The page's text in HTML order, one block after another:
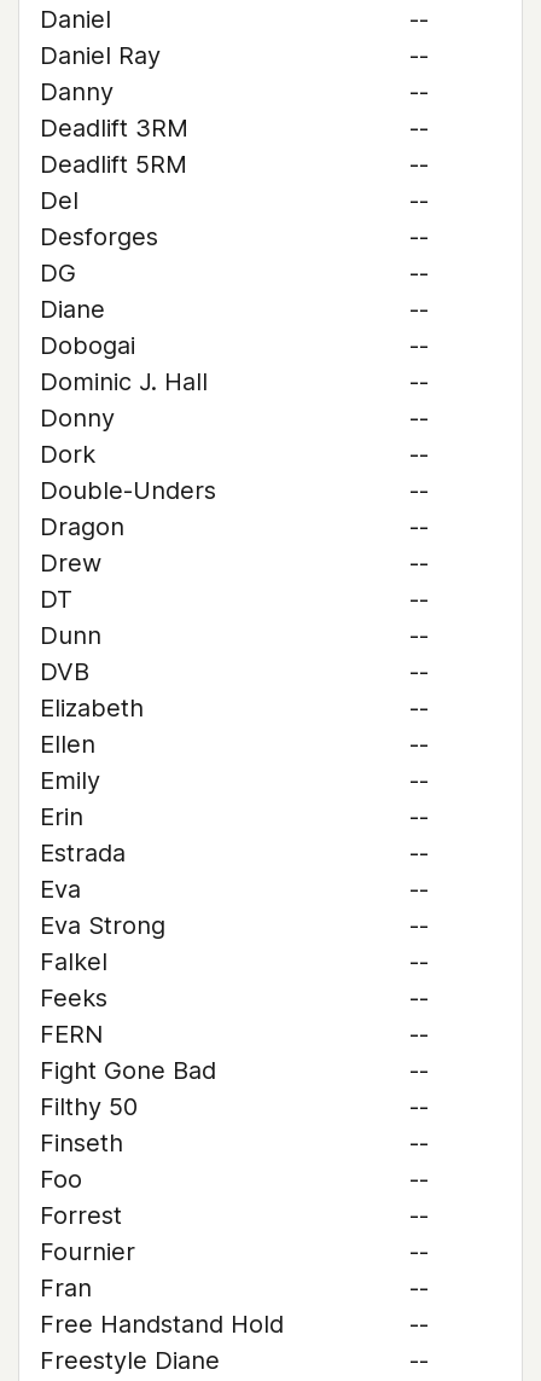
Daniel
--
Daniel Ray
--
Danny
--
Deadlift 3RM
--
Deadlift 5RM
--
Del
--
Desforges
--
DG
--
Diane
--
Dobogai
--
Dominic J. Hall
--
Donny
--
Dork
--
Double-Unders
--
Dragon
--
Drew
--
DT
--
Dunn
--
DVB
--
Elizabeth
--
Ellen
--
Emily
--
Erin
--
Estrada
--
Eva
--
Eva Strong
--
Falkel
--
Feeks
--
FERN
--
Fight Gone Bad
--
Filthy 50
--
Finseth
--
Foo
--
Forrest
--
Fournier
--
Fran
--
Free Handstand Hold
--
Freestyle Diane
--